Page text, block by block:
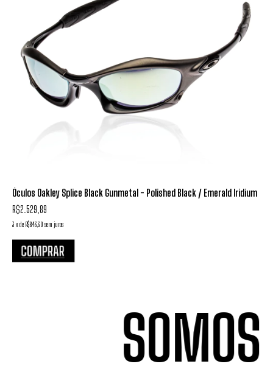
Óculos Oakley Splice Black Gunmetal - Polished Black / Emerald Iridium
R$2.529,89
3 xde R$843,30 sem juros